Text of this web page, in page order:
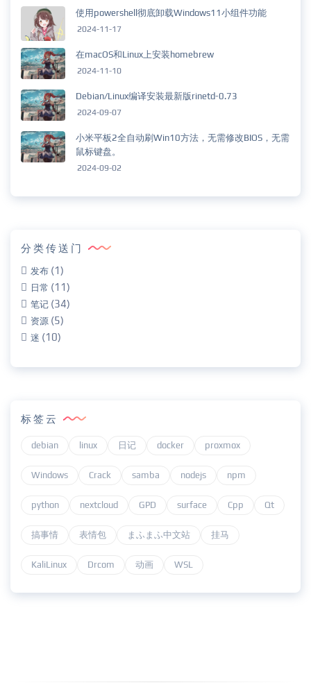
使用powershell彻底卸载Windows11小组件功能
2024-11-17
在macOS和Linux上安装homebrew
2024-11-10
Debian/Linux编译安装最新版rinetd-0.73
2024-09-07
小米平板2全自动刷Win10方法，无需修改BIOS，无需
鼠标键盘。
2024-09-02
分类传送门
发布 (1)
日常 (11)
笔记 (34)
资源 (5)
迷 (10)
标签云
debian linux 日记 docker proxmox
Windows Crack samba nodejs npm
python nextcloud GPD surface Cpp Qt
搞事情 表情包 まふまふ中文站 挂马
KaliLinux Drcom 动画 WSL